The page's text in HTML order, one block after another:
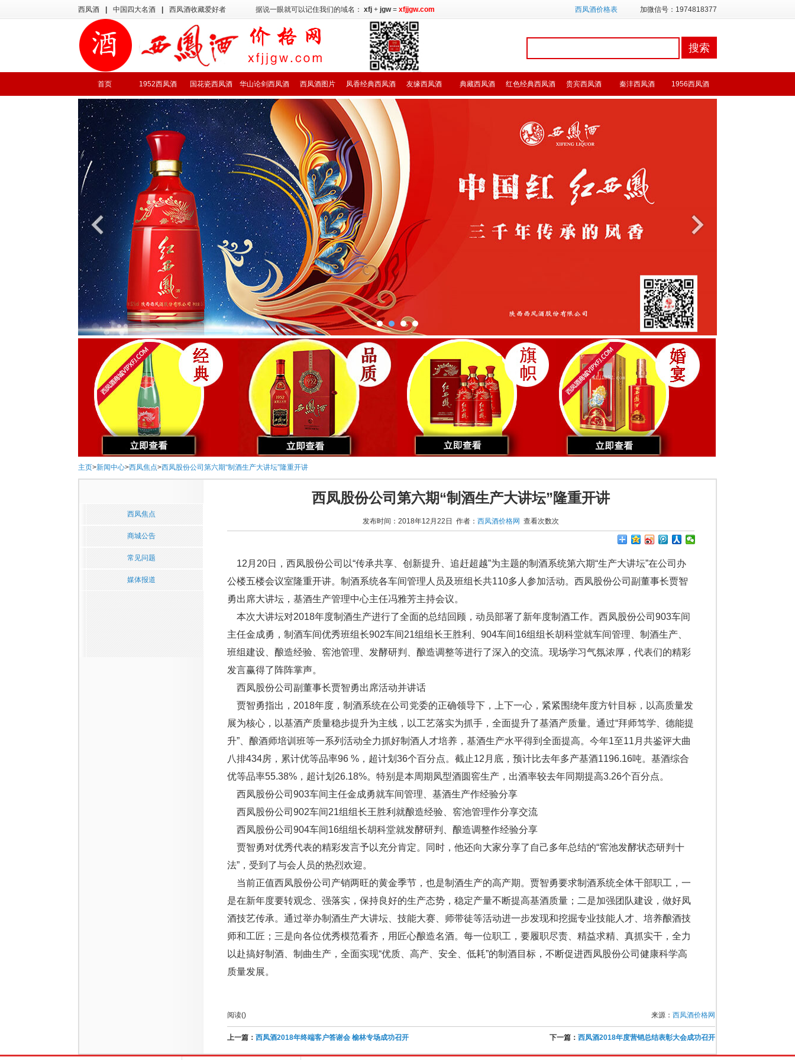
西凤酒 中国四大名酒 西凤酒收藏爱好者 据说一眼就可以记住我们的域名： xfj + jgw= xfjjgw.com 西凤酒价格表 加微信号：1974818377
首页 1952西凤酒 国花瓷西凤酒 华山论剑西凤酒 西凤酒图片 凤香经典西凤酒 友缘西凤酒 典藏西凤酒 红色经典西凤酒 贵宾西凤酒 秦沣西凤酒 1956西凤酒
主页>新闻中心>西凤焦点>西凤股份公司第六期“制酒生产大讲坛”隆重开讲
西凤焦点
商城公告
常见问题
媒体报道
西凤股份公司第六期“制酒生产大讲坛”隆重开讲
发布时间：2018年12月22日 作者： 西凤酒价格网 查看次数次
12月20日，西凤股份公司以“传承共享、创新提升、追赶超越”为主题的制酒系统第六期“生产大讲坛”在公司办
公楼五楼会议室隆重开讲。制酒系统各车间管理人员及班组长共110多人参加活动。西凤股份公司副董事长贾智
勇出席大讲坛，基酒生产管理中心主任冯雅芳主持会议。
本次大讲坛对2018年度制酒生产进行了全面的总结回顾，动员部署了新年度制酒工作。西凤股份公司903车间
主任金成勇，制酒车间优秀班组长902车间21组组长王胜利、904车间16组组长胡科堂就车间管理、制酒生产、
班组建设、酿造经验、窖池管理、发酵研判、酿造调整等进行了深入的交流。现场学习气氛浓厚，代表们的精彩
发言赢得了阵阵掌声。
西凤股份公司副董事长贾智勇出席活动并讲话
贾智勇指出，2018年度，制酒系统在公司党委的正确领导下，上下一心，紧紧围绕年度方针目标，以高质量发
展为核心，以基酒产质量稳步提升为主线，以工艺落实为抓手，全面提升了基酒产质量。通过“拜师笃学、德能提
升”、酿酒师培训班等一系列活动全力抓好制酒人才培养，基酒生产水平得到全面提高。今年1至11月共鉴评大曲
八排434房，累计优等品率96 %，超计划36个百分点。截止12月底，预计比去年多产基酒1196.16吨。基酒综合
优等品率55.38%，超计划26.18%。特别是本周期凤型酒圆窖生产，出酒率较去年同期提高3.26个百分点。
西凤股份公司903车间主任金成勇就车间管理、基酒生产作经验分享
西凤股份公司902车间21组组长王胜利就酿造经验、窖池管理作分享交流
西凤股份公司904车间16组组长胡科堂就发酵研判、酿造调整作经验分享
贾智勇对优秀代表的精彩发言予以充分肯定。同时，他还向大家分享了自己多年总结的“窖池发酵状态研判十
法”，受到了与会人员的热烈欢迎。
当前正值西凤股份公司产销两旺的黄金季节，也是制酒生产的高产期。贾智勇要求制酒系统全体干部职工，一
是在新年度要转观念、强落实，保持良好的生产态势，稳定产量不断提高基酒质量；二是加强团队建设，做好凤
酒技艺传承。通过举办制酒生产大讲坛、技能大赛、师带徒等活动进一步发现和挖掘专业技能人才、培养酿酒技
师和工匠；三是向各位优秀模范看齐，用匠心酿造名酒。每一位职工，要履职尽责、精益求精、真抓实干，全力
以赴搞好制酒、制曲生产，全面实现“优质、高产、安全、低耗”的制酒目标，不断促进西凤股份公司健康科学高
质量发展。
阅读() 来源： 西凤酒价格网
上一篇： 西凤酒2018年终端客户答谢会 榆林专场成功召开 下一篇： 西凤酒2018年度营销总结表彰大会成功召开